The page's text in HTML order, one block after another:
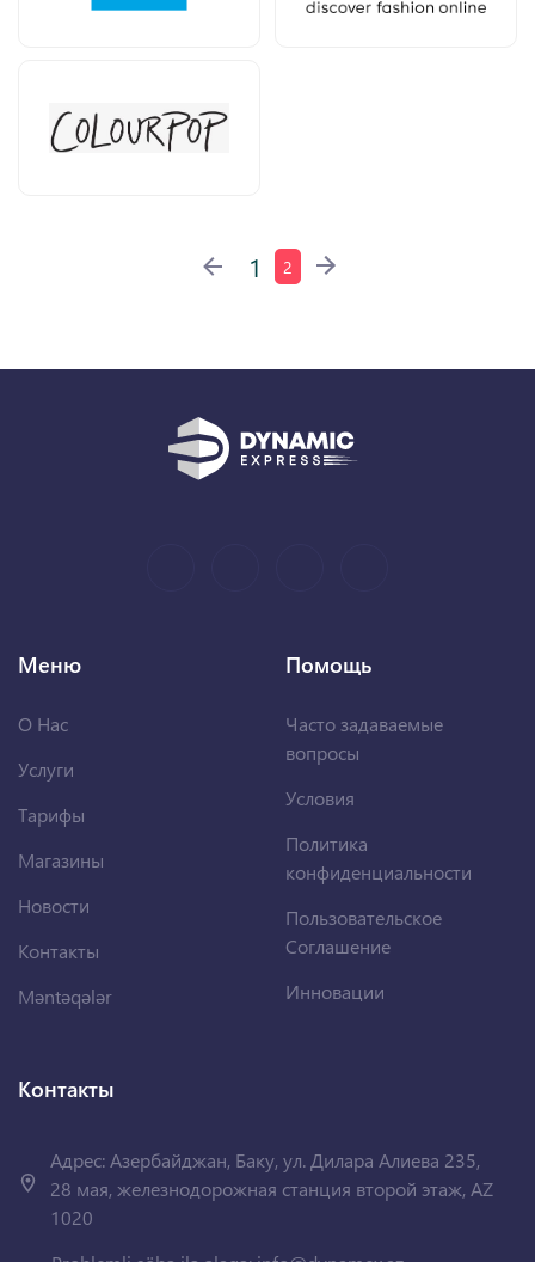
1 2
Меню
О Нас
Услуги
Тарифы
Магазины
Новости
Контакты
Məntəqələr
Помощь
Часто задаваемые
вопросы
Условия
Политика
конфиденциальности
Пользовательское
Соглашение
Инновации
Контакты
Адрес: Азербайджан, Баку, ул. Дилара Алиева 235,
28 мая, железнодорожная станция второй этаж, AZ
1020